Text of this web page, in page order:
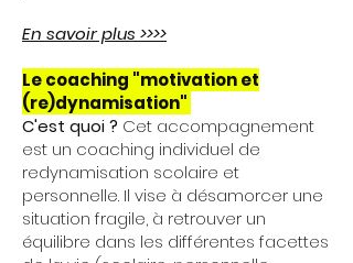
En savoir plus >>>>
Le coaching "motivation et
(re)dynamisation"
C'est quoi ? Cet accompagnement
est un coaching individuel de
redynamisation scolaire et
personnelle. Il vise à désamorcer une
situation fragile, à retrouver un
équilibre dans les différentes facettes